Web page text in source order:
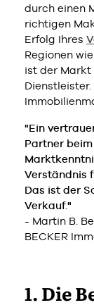
durch einen
richtigen
Erfolg Ihres
Regionen
ist der Markt
"Ein
Partner
Verständnis
Das ist der
Verkauf."
- Martin B.
BECKER
1. Die